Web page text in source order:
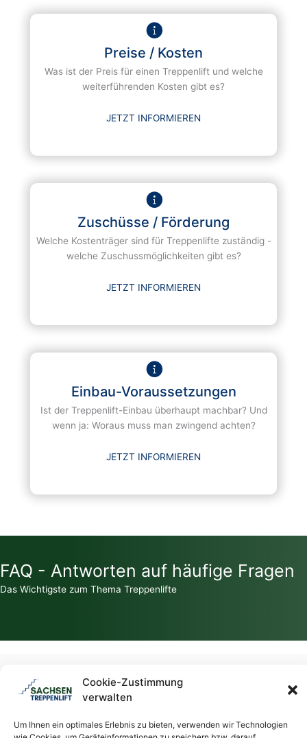
Cookie-Zustimmung
verwalten
Um Ihnen ein optimales Erlebnis zu bieten, verwenden wir Technologien
Preise / Kosten
Was ist der Preis für einen Treppenlift und welche
weiterführenden Kosten gibt es?
JETZT INFORMIEREN
Zuschüsse / Förderung
Welche Kostenträger sind für Treppenlifte zuständig -
welche Zuschussmöglichkeiten gibt es?
JETZT INFORMIEREN
Einbau-Voraussetzungen
Ist der Treppenlift-Einbau überhaupt machbar? Und
wenn ja: Woraus muss man zwingend achten?
JETZT INFORMIEREN
FAQ - Antworten auf häufige Fragen
Das Wichtigste zum Thema Treppenlifte